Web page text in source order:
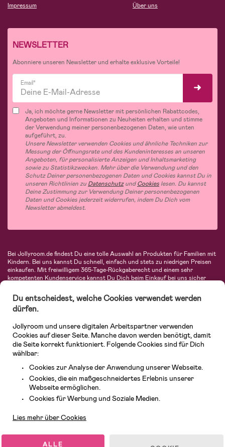
Impressum
Über uns
NEWSLETTER
Abonniere unseren Newsletter und erhalte exklusive Vorteile!
Email*
Ja, ich möchte gerne Newsletter mit persönlichen Rabattcodes,
Angeboten und Informationen zu Neuheiten erhalten und stimme
der Verwendung meiner personenbezogenen Daten, wie unten
aufgeführt, zu.
Unsere Newsletter verwenden Cookies und ähnliche Techniken zur
Messung der Öffnungsrate und des Kundeninteresses an unseren
Angeboten, für personalisierte Anzeigen und Inhaltsmarketing
sowie zu Statistikzwecken. Mehr über die Verwendung und den
Schutz Deiner personenbezogenen Daten und Cookies kannst Du in
unseren Richtlinien zu DatenschutzundCookies lesen. Du kannst
Deine Zustimmung zur Verwendung Deiner personenbezogenen
Daten und Cookies jederzeit widerrufen, indem Du Dich vom
Newsletter abmeldest.
Bei Jollyroom.de findest Du eine tolle Auswahl an Produkten für Familien mit
Kindern. Bei uns kannst Du schnell, einfach und stets zu niedrigen Preisen
einkaufen. Mit freiwilligem 365-Tage-Rückgaberecht und einem sehr
kompetenten Kundenservice kannst Du Dich beim Einkauf bei uns sicher
Autositze, Kinder- und Babymode, Produkte für Mütter und eine Menge
fantastischer Einrichtungsgegenstände, Spielsachen, Babyprodukte und
vieles mehr. Wir haben Produkte von bekannten Herstellern wie Britax, Maxi-
Avent, Jack Wolfskin, Cybex, LEGO und vielen mehr. Schau Dich um in
unserer vielfältigen Online-Boutique für Kinder & Babys. Willkommen!
© 2026 Jollyroom GmbH. Alle Rechte vorbehalten.
Du entscheidest, welche Cookies verwendet werden
dürfen.
Jollyroom und unsere digitalen Arbeitspartner verwenden
Cookies auf dieser Seite. Manche davon werden benötigt, damit
die Seite korrekt funktioniert. Folgende Cookies sind für Dich
wählbar:
Cookies zur Analyse der Anwendung unserer Webseite.
Cookies, die ein maßgeschneidertes Erlebnis unserer
Webseite ermöglichen.
Cookies für Werbung und Soziale Medien.
Lies mehr über Cookies
ALLE